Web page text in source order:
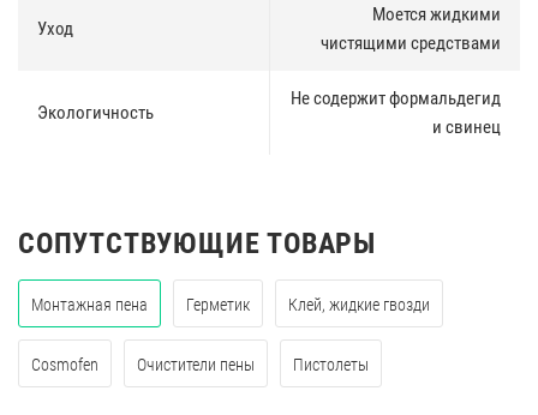
Уход
Моется жидкими
чистящими средствами
Экологичность
Не содержит формальдегид
и свинец
СОПУТСТВУЮЩИЕ ТОВАРЫ
Монтажная пена Герметик Клей, жидкие гвозди
Cosmofen Очистители пены Пистолеты